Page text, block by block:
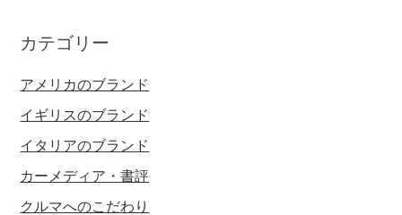
カテゴリー
アメリカのブランド
イギリスのブランド
イタリアのブランド
カーメディア・書評
クルマへのこだわり